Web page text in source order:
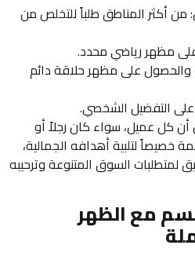
من أكثر المناطق طلباً للتخلص من
مظهر رياضي محدد.
والحصول على مظهر حلاقة دائم
على التفضيل الشخصي.
كل عميل، سواء كان رجلاً أو
لتلبية أهدافه الجمالية،
السوق المتنوعة وترحيبه
مع الظهر